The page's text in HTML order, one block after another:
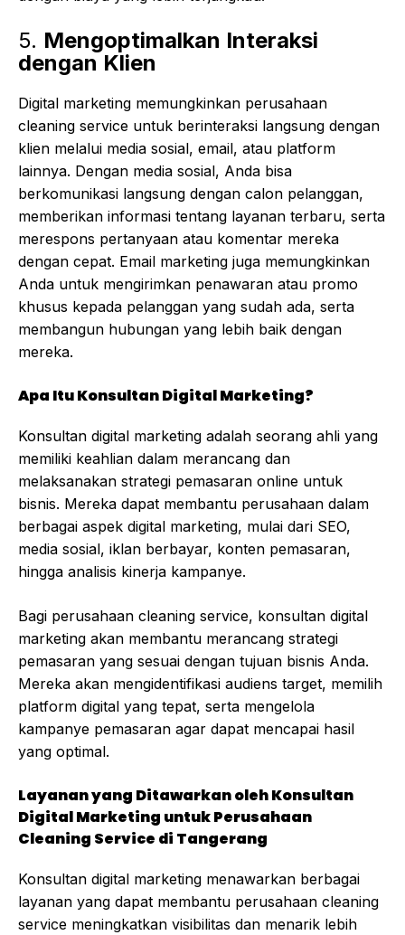
5. Mengoptimalkan Interaksi
dengan Klien
Digital marketing memungkinkan perusahaan
cleaning service untuk berinteraksi langsung dengan
klien melalui media sosial, email, atau platform
lainnya. Dengan media sosial, Anda bisa
berkomunikasi langsung dengan calon pelanggan,
memberikan informasi tentang layanan terbaru, serta
merespons pertanyaan atau komentar mereka
dengan cepat. Email marketing juga memungkinkan
Anda untuk mengirimkan penawaran atau promo
khusus kepada pelanggan yang sudah ada, serta
membangun hubungan yang lebih baik dengan
mereka.
Apa Itu Konsultan Digital Marketing?
Konsultan digital marketing adalah seorang ahli yang
memiliki keahlian dalam merancang dan
melaksanakan strategi pemasaran online untuk
bisnis. Mereka dapat membantu perusahaan dalam
berbagai aspek digital marketing, mulai dari SEO,
media sosial, iklan berbayar, konten pemasaran,
hingga analisis kinerja kampanye.
Bagi perusahaan cleaning service, konsultan digital
marketing akan membantu merancang strategi
pemasaran yang sesuai dengan tujuan bisnis Anda.
Mereka akan mengidentifikasi audiens target, memilih
platform digital yang tepat, serta mengelola
kampanye pemasaran agar dapat mencapai hasil
yang optimal.
Layanan yang Ditawarkan oleh Konsultan
Digital Marketing untuk Perusahaan
Cleaning Service di Tangerang
Konsultan digital marketing menawarkan berbagai
layanan yang dapat membantu perusahaan cleaning
service meningkatkan visibilitas dan menarik lebih